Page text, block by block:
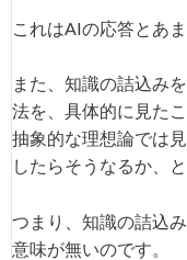
これはAIの応答とあ
また、知識の詰込み
法を、具体的に見た
抽象的な理想論では
したらそうなるか、
つまり、知識の詰込
意味が無いのです。